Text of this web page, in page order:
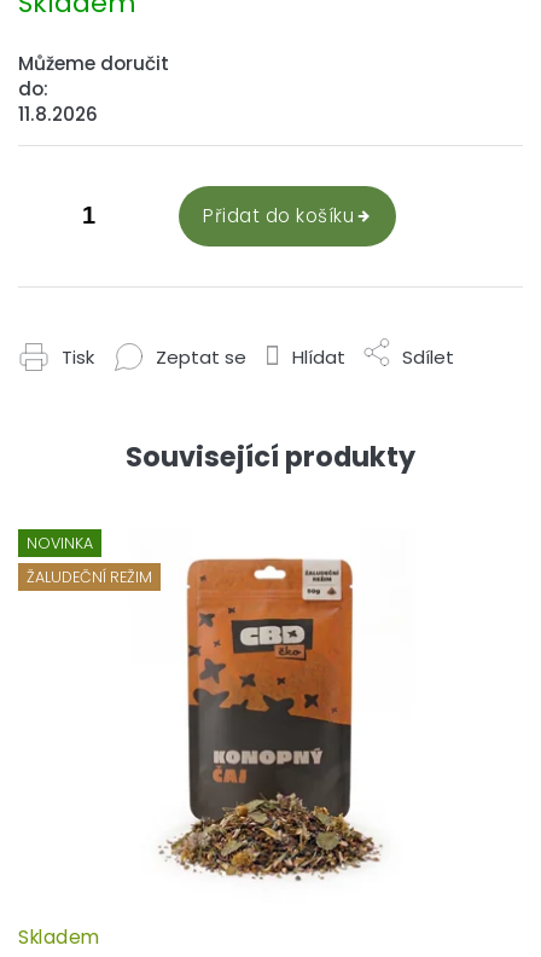
Můžeme doručit
do:
11.8.2026
Přidat do košíku
Tisk Zeptat se Hlídat Sdílet
Související produkty
NOVINKA
ŽALUDEČNÍ REŽIM
Skladem